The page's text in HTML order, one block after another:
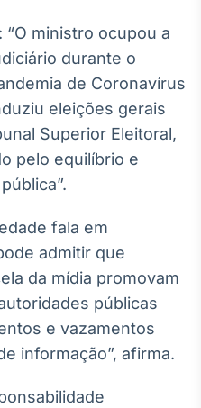
conteúdos e
dados
Broadcast
Ticker
Cotações e
headlines de
notícias
Broadcast
conteúdos e
funcionalidades
Broadcast
Conteúdos e
ministro ocupou a
durante o
de Coronavírus
eleições gerais
Superior Eleitoral,
pelo equilíbrio e
fala em
admitir que
da mídia promovam
públicas
e vazamentos
informação”, afirma.